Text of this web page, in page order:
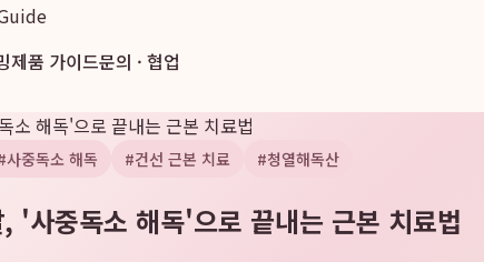
제품 가이드문의 · 협업
소 해독'으로 끝내는 근본 치료법
사중독소 해독 #건선 근본 치료 #청열해독산
'사중독소 해독'으로 끝내는 근본 치료법